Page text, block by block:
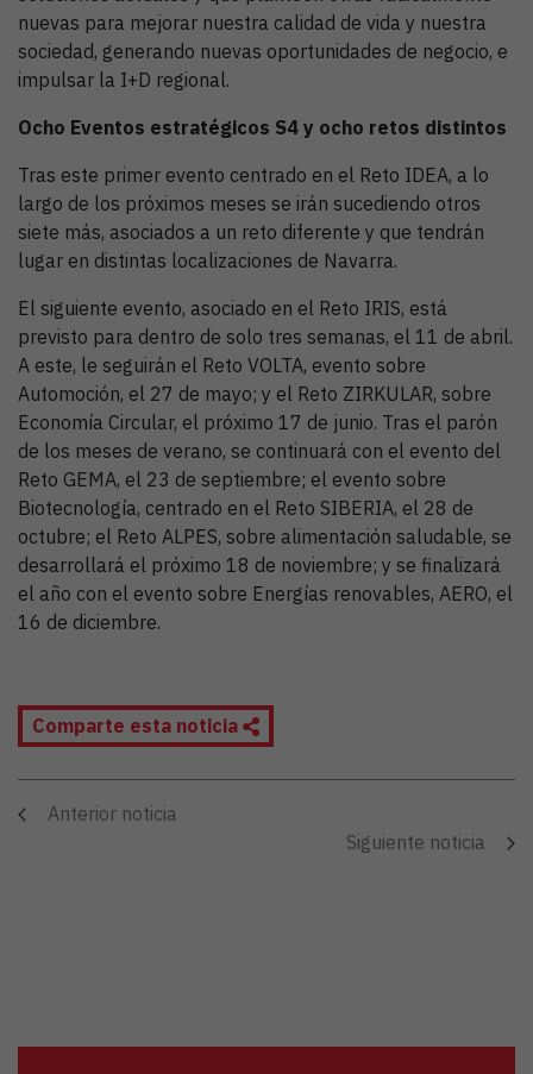
nuevas para mejorar nuestra calidad de vida y nuestra
sociedad, generando nuevas oportunidades de negocio, e
impulsar la I+D regional.
Ocho Eventos estratégicos S4 y ocho retos distintos
Tras este primer evento centrado en el Reto IDEA, a lo
largo de los próximos meses se irán sucediendo otros
siete más, asociados a un reto diferente y que tendrán
lugar en distintas localizaciones de Navarra.
El siguiente evento, asociado en el Reto IRIS, está
previsto para dentro de solo tres semanas, el 11 de abril.
A este, le seguirán el Reto VOLTA, evento sobre
Automoción, el 27 de mayo; y el Reto ZIRKULAR, sobre
Economía Circular, el próximo 17 de junio. Tras el parón
de los meses de verano, se continuará con el evento del
Reto GEMA, el 23 de septiembre; el evento sobre
Biotecnología, centrado en el Reto SIBERIA, el 28 de
octubre; el Reto ALPES, sobre alimentación saludable, se
desarrollará el próximo 18 de noviembre; y se finalizará
el año con el evento sobre Energías renovables, AERO, el
16 de diciembre.
Comparte esta noticia
Anterior noticia
Siguiente noticia